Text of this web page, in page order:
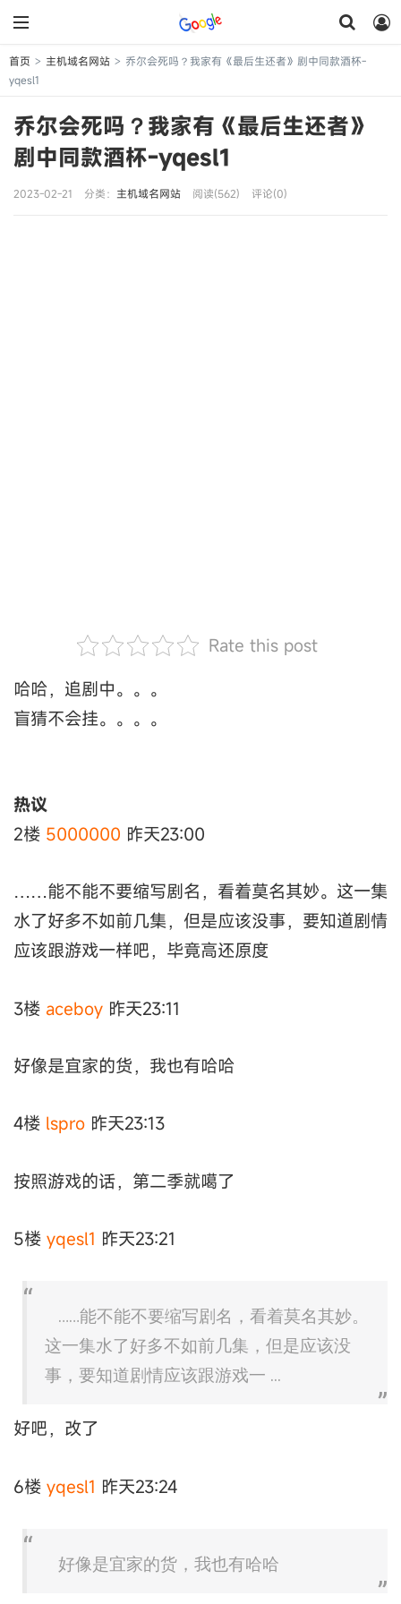
首页 > 主机域名网站 > 乔尔会死吗？我家有《最后生还者》剧中同款酒杯-
yqesl1
乔尔会死吗？我家有《最后生还者》
剧中同款酒杯-yqesl1
2023-02-21 分类： 主机域名网站 阅读(562) 评论(0)
Rate this post
哈哈，追剧中。。。
盲猜不会挂。。。。
热议
2楼 5000000 昨天23:00
……能不能不要缩写剧名，看着莫名其妙。这一集
水了好多不如前几集，但是应该没事，要知道剧情
应该跟游戏一样吧，毕竟高还原度
3楼 aceboy 昨天23:11
好像是宜家的货，我也有哈哈
4楼 lspro 昨天23:13
按照游戏的话，第二季就噶了
5楼 yqesl1 昨天23:21
……能不能不要缩写剧名，看着莫名其妙。
这一集水了好多不如前几集，但是应该没
事，要知道剧情应该跟游戏一 ...
好吧，改了
6楼 yqesl1 昨天23:24
好像是宜家的货，我也有哈哈